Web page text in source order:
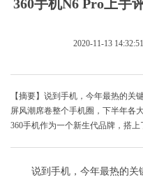
360手机N6 Pro上手
2020-11-13 14:32:51
【摘要】说到手机，今年最热的关
屏风潮席卷整个手机圈，下半年各
360手机作为一个新生代品牌，搭
说到手机，今年最热的关